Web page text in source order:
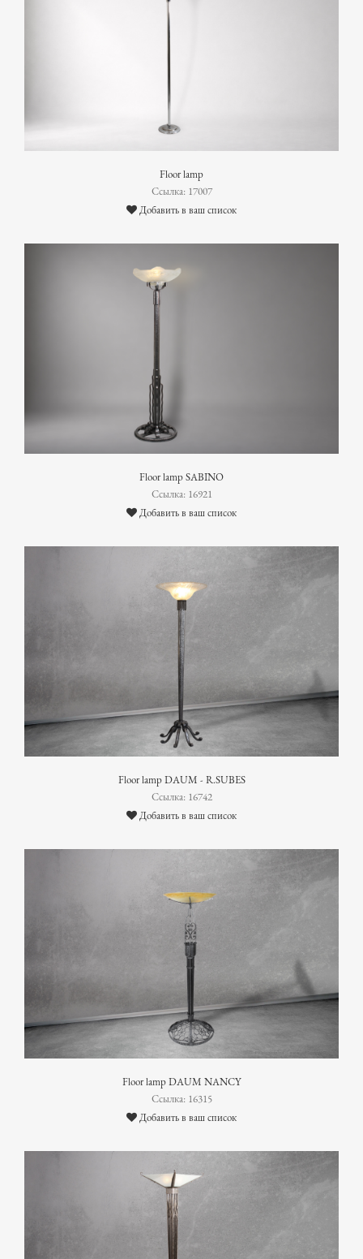
Floor lamp
Ссылка: 17007
Добавить в ваш список
Floor lamp SABINO
Ссылка: 16921
Добавить в ваш список
Floor lamp DAUM - R.SUBES
Ссылка: 16742
Добавить в ваш список
Floor lamp DAUM NANCY
Ссылка: 16315
Добавить в ваш список